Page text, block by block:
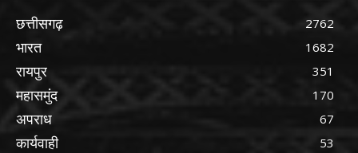
छत्तीसगढ़ 2762
भारत 1682
रायपुर 351
महासमुंद 170
अपराध 67
कार्यवाही 53